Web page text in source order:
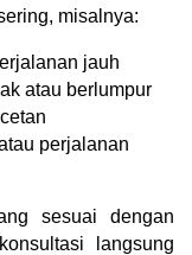
misalnya:
jauh
atau berlumpur
perjalanan
sesuai dengan
langsung